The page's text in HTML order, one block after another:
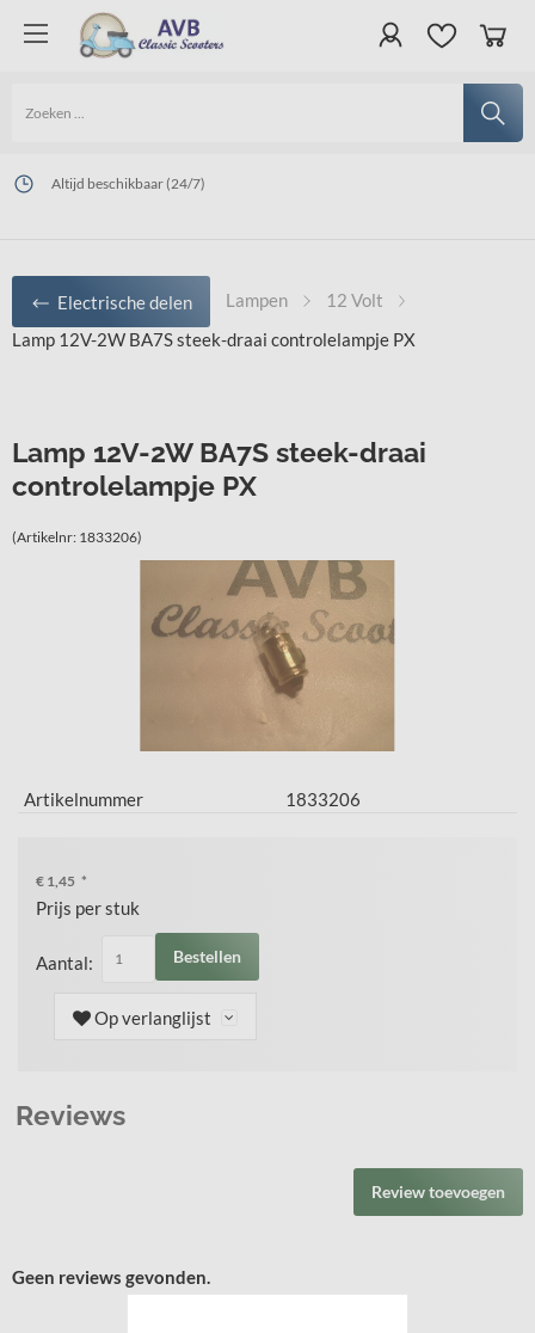
Online veilig en snel betalen
Altijd beschikbaar (24/7)
Electrische delen Lampen
12 Volt
Lamp 12V-2W BA7S steek-draai controlelampje PX
Lamp 12V-2W BA7S steek-draai
controlelampje PX
(Artikelnr: 1833206)
Artikelnummer 1833206
€ 1,45 *
Prijs per stuk
Aantal: Bestellen
Op verlanglijst
Reviews
Review toevoegen
Geen reviews gevonden.